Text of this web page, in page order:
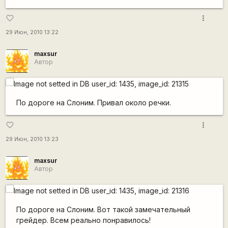
favorite_border
29 Июн, 2010 13:22
more_vert
maxsur
Автор
По дороге на Слоним. Привал около речки.
favorite_border
29 Июн, 2010 13:23
more_vert
maxsur
Автор
По дороге на Слоним. Вот такой замечательный
грейдер. Всем реально понравилось!